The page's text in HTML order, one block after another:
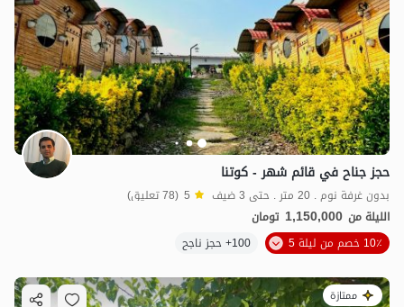
حجز جناح في قائم شهر - كوتنا
بدون غرفة نوم . 20 متر . حتى 3 ضيف 5 (78 تعليق)
الليلة من 1,150,000 تومان
10٪ خصم من ليلة 5
100+ حجز ناجح
ممتازة